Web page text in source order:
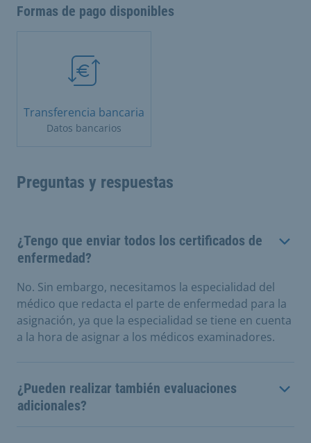
Formas de pago disponibles
Transferencia bancaria
Datos bancarios
Preguntas y respuestas
¿Tengo que enviar todos los certificados de
enfermedad?
No. Sin embargo, necesitamos la especialidad del
médico que redacta el parte de enfermedad para la
asignación, ya que la especialidad se tiene en cuenta
a la hora de asignar a los médicos examinadores.
¿Pueden realizar también evaluaciones
adicionales?